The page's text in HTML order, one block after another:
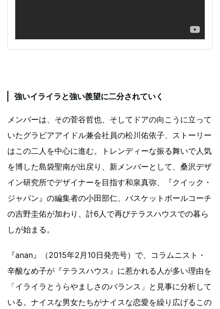
強いイライラと強い羨望に二分されていく
メンバーは、その菅谷哲也、そしてドアの向こうに立って
いたグラビアアイドル兼会社員の松川佑依子、ストーリー
はこの二人を中心に進む。トレンディーな振る舞いで人気
を博した島袋聖南が出戻り、新メンバーとして、桑沢デザ
イン研究所でデザイナーを目指す和泉真弥、『クイック・
ジャパン』の編集者の小田部仁、バスケットボールコーチ
の吉野圭佑が加わり、計6人で再びテラスハウスでの暮ら
しが始まる。
『anan』（2015年2月10日発売号）で、コラムニスト・
辛酸なめ子が『テラスハウス』に惹かれる人が多い理由を
「イライラとうらやましさのバランス」と見事に分析して
いる。ナイスな男女たちがナイスな恋愛を繰り広げるこの